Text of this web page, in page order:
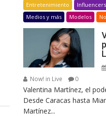
Entretenimiento Influencers
Medios y más
Modelos
Now! in Live
0
Valentina Martínez, el
Desde Caracas hasta
Martínez...